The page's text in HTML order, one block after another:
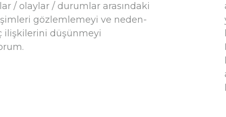
/ olaylar / durumlar arasındaki
gözlemlemeyi ve neden-
ilişkilerini düşünmeyi